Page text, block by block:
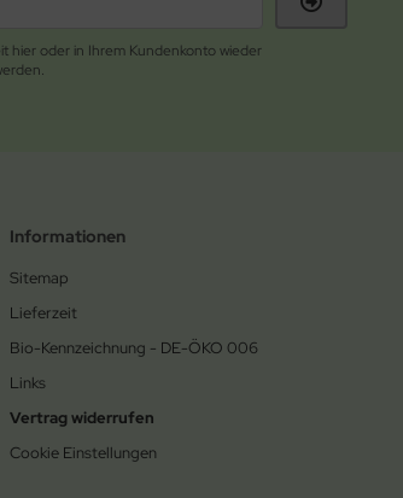
hier oder in Ihrem Kundenkonto wieder
Informationen
Sitemap
Lieferzeit
Bio-Kennzeichnung - DE-ÖKO 006
Links
Vertrag widerrufen
Cookie Einstellungen